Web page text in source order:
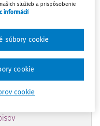
portálu.
k odbornému
na 10 dní
zaregistrovať.
prístup aj k
služieb a prispôsobenie
informácií
cookie
súbory cookie
cookie